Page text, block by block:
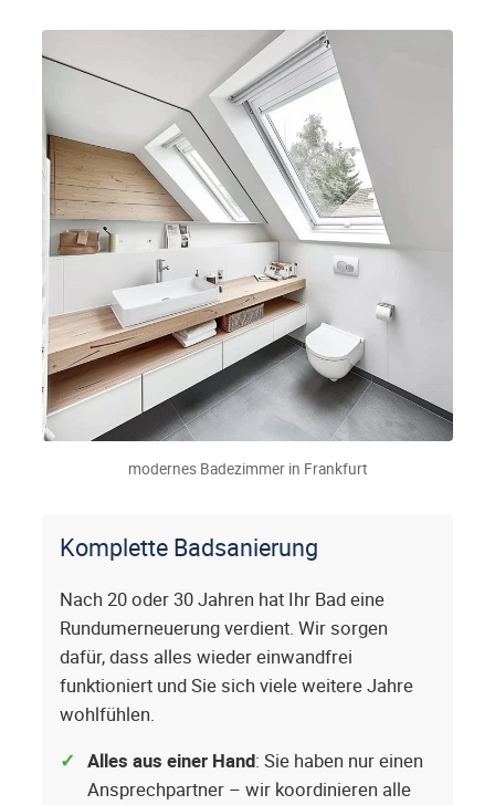
modernes Badezimmer in Frankfurt
Komplette Badsanierung
Nach 20 oder 30 Jahren hat Ihr Bad eine
Rundumerneuerung verdient. Wir sorgen
dafür, dass alles wieder einwandfrei
funktioniert und Sie sich viele weitere Jahre
wohlfühlen.
Alles aus einer Hand: Sie haben nur einen
Ansprechpartner – wir koordinieren alle